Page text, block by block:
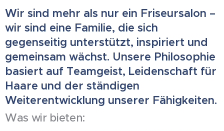
Wir sind mehr als nur ein Friseursalon –
wir sind eine Familie, die sich
gegenseitig unterstützt, inspiriert und
gemeinsam wächst. Unsere Philosophie
basiert auf Teamgeist, Leidenschaft für
Haare und der ständigen
Weiterentwicklung unserer Fähigkeiten.
Was wir bieten: